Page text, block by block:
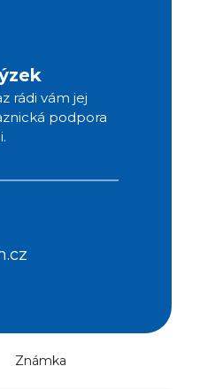
rádi vám jej
podpora
Známka